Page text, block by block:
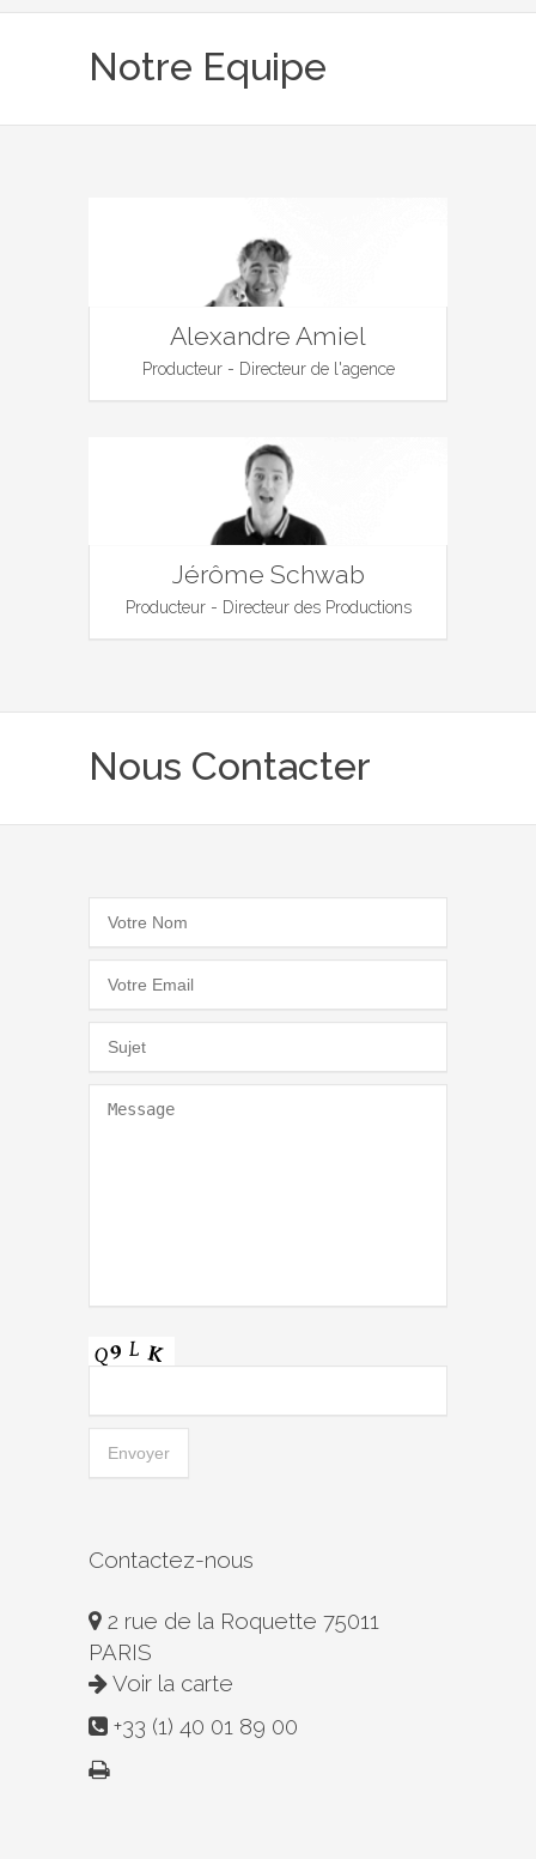
Notre Equipe
Alexandre Amiel
Producteur - Directeur de l'agence
Jérôme Schwab
Producteur - Directeur des Productions
Nous Contacter
Contactez-nous
2 rue de la Roquette 75011
PARIS
Voir la carte
+33 (1) 40 01 89 00